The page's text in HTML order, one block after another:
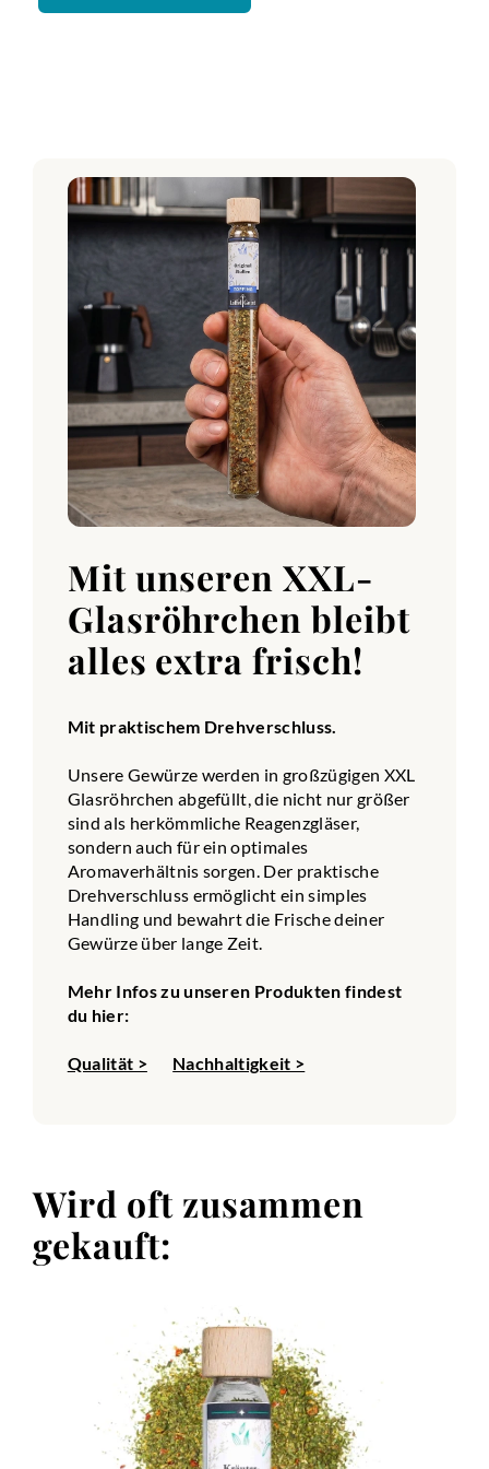
Mit unseren XXL-
Glasröhrchen bleibt
alles extra frisch!
Mit praktischem Drehverschluss.
Unsere Gewürze werden in großzügigen XXL
Glasröhrchen abgefüllt, die nicht nur größer
sind als herkömmliche Reagenzgläser,
sondern auch für ein optimales
Aromaverhältnis sorgen. Der praktische
Drehverschluss ermöglicht ein simples
Handling und bewahrt die Frische deiner
Gewürze über lange Zeit.
Mehr Infos zu unseren Produkten findest
du hier:
Qualität > Nachhaltigkeit >
Wird oft zusammen
gekauft: